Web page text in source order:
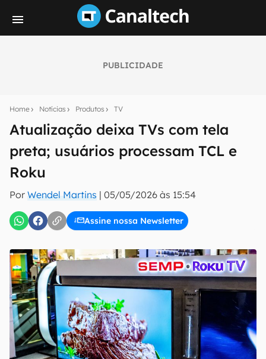
PUBLICIDADE
Home Notícias Produtos TV
Atualização deixa TVs com tela
preta; usuários processam TCL e
Roku
Por Wendel Martins | 05/05/2026 às 15:54
Assine nossa Newsletter
notícias e reviews sobre tecnologia em primeira
mão.
E-mail
inscreva-se
Uso e Política de Privacidade do Canaltech.